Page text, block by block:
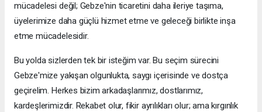
mücadelesi değil; Gebze'nin ticaretini daha ileriye taşıma,
üyelerimize daha güçlü hizmet etme ve geleceği birlikte inşa
etme mücadelesidir.
Bu yolda sizlerden tek bir isteğim var. Bu seçim sürecini
Gebze'mize yakışan olgunlukta, saygı içerisinde ve dostça
geçirelim. Herkes bizim arkadaşlarımız, dostlarımız,
kardeşlerimizdir. Rekabet olur, fikir ayrılıkları olur; ama kırgınlık